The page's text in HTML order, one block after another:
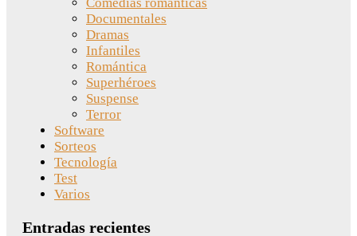
Documentales
Dramas
Infantiles
Romántica
Superhéroes
Suspense
Terror
Software
Sorteos
Tecnología
Test
Varios
Entradas recientes